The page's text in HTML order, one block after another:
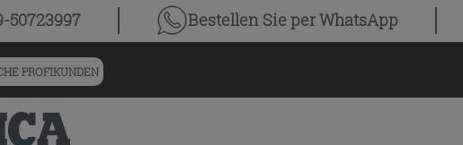
50723997 Bestellen Sieper WhatsApp
PROFIKUNDEN